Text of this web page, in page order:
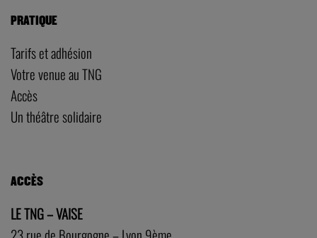
PRATIQUE
Tarifs et adhésion
Votre venue au TNG
Accès
Un théâtre solidaire
ACCÈS
LE TNG – VAISE